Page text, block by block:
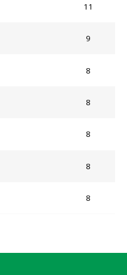
11
9
8
8
8
8
8